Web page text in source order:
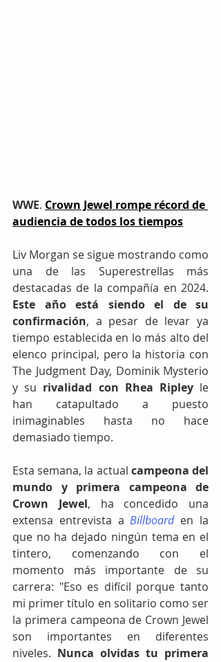
WWE. Crown Jewel rompe récord de
audiencia de todos los tiempos
Liv Morgan se sigue mostrando como
una de las Superestrellas más
Este año está siendo el de su
confirmación, a pesar de levar ya
tiempo establecida en lo más alto del
elenco principal, pero la historia con
The Judgment Day, Dominik Mysterio
y su rivalidad con Rhea Ripley le
han catapultado a puesto
inimaginables hasta no hace
demasiado tiempo.
Esta semana, la actual campeona del
mundo y primera campeona de
Crown Jewel, ha concedido una
extensa entrevista a Billboard en la
que no ha dejado ningún tema en el
tintero, comenzando con el
momento más importante de su
carrera: "Eso es difícil porque tanto
mi primer título en solitario como ser
la primera campeona de Crown Jewel
son importantes en diferentes
niveles. Nunca olvidas tu primera